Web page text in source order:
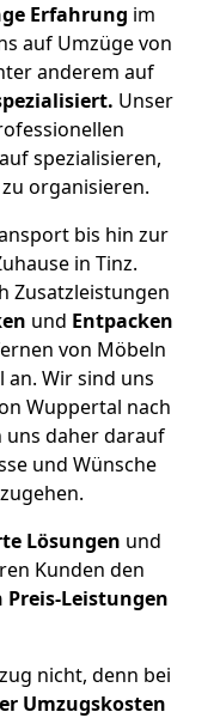
Erfahrung im
auf Umzüge von
anderem auf
Unser
spezialisieren,
organisieren.
bis hin zur
in Tinz.
Zusatzleistungen
und Entpacken
von Möbeln
an. Wir sind uns
Wuppertal nach
uns daher darauf
und Wünsche
Lösungen und
Kunden den
Preis-Leistungen
nicht, denn bei
Umzugskosten